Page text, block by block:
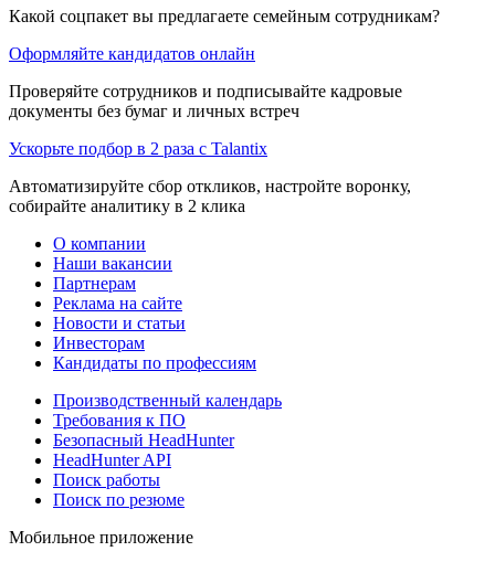
Какой соцпакет вы предлагаете семейным сотрудникам?
Оформляйте кандидатов онлайн
Проверяйте сотрудников и подписывайте кадровые
документы без бумаг и личных встреч
Ускорьте подбор в 2 раза с Talantix
Автоматизируйте сбор откликов, настройте воронку,
собирайте аналитику в 2 клика
О компании
Наши вакансии
Партнерам
Реклама на сайте
Новости и статьи
Инвесторам
Кандидаты по профессиям
Производственный календарь
Требования к ПО
Безопасный HeadHunter
HeadHunter API
Поиск работы
Поиск по резюме
Мобильное приложение